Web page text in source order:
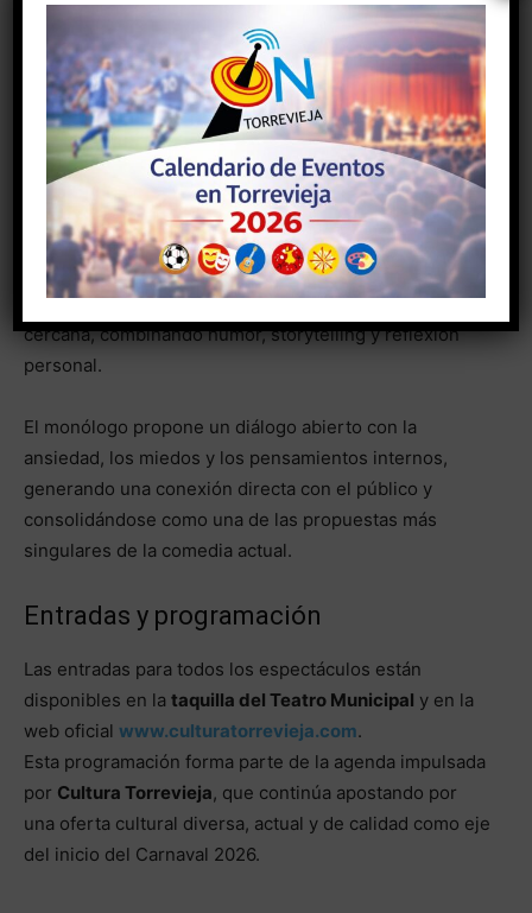
como brillantes, improvisación constante y un humor
inteligente, provocador y sin filtros.
Joaquín Caserza cierra el fin de
semana con humor y reflexión
domingo 1 de febrero, a las 19:00 horas, el Teatro
Municipal acogerá“Conversaciones con mi mente”
, el
espectáculo del cómicoJoaquín Caserza, que aborda
la salud mental desde una perspectiva honesta y
cercana, combinando humor, storytelling y reflexión
personal.
El monólogo propone un diálogo abierto con la
ansiedad, los miedos y los pensamientos internos,
generando una conexión directa con el público y
consolidándose como una de las propuestas más
singulares de la comedia actual.
Entradas y programación
Las entradas para todos los espectáculos están
disponibles en la taquilla del Teatro Municipal y en la
web oficial www.culturatorrevieja.com.
Esta programación forma parte de la agenda impulsada
por Cultura Torrevieja, que continúa apostando por
una oferta cultural diversa, actual y de calidad como eje
del inicio del Carnaval 2026.